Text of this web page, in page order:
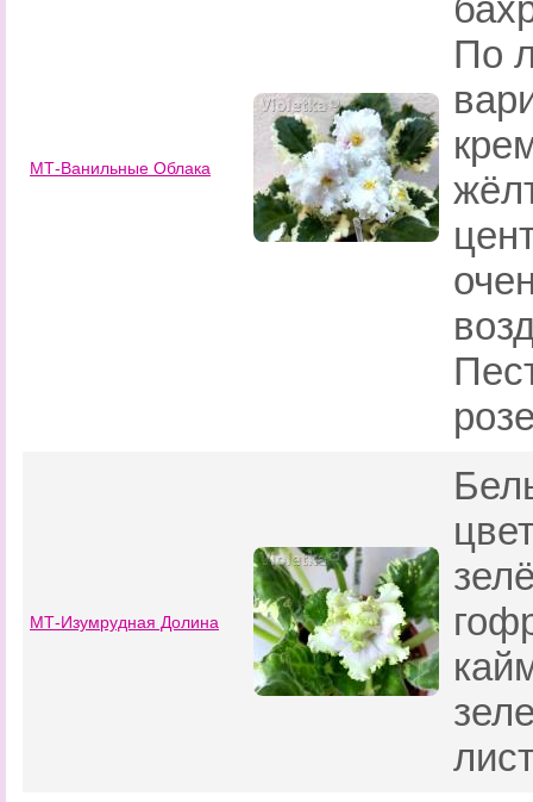
МТ-Ванильные Облака
По
МТ-Изумрудная Долина